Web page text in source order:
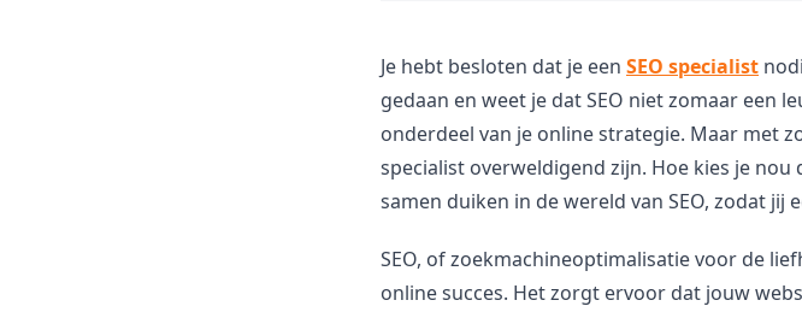
Je hebt besloten dat je een SEO specialist
gedaan en weet je dat SEO niet zomaar een
onderdeel van je online strategie. Maar met
specialist overweldigend zijn. Hoe kies je
samen duiken in de wereld van SEO, zodat
SEO, of zoekmachineoptimalisatie voor de
online succes. Het zorgt ervoor dat jouw